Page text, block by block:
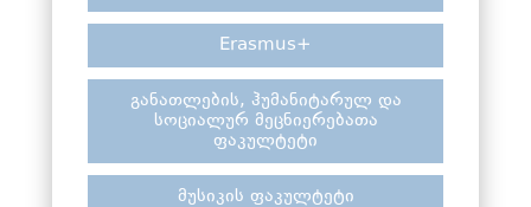
Erasmus+
განათლების, ჰუმანიტარულ და
სოციალურ მეცნიერებათა
ფაკულტეტი
მუსიკის ფაკულტეტი